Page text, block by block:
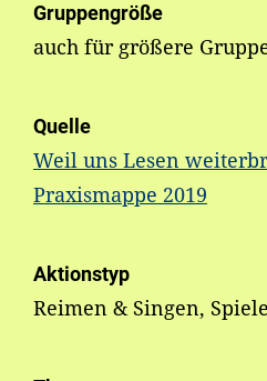
Gruppengröße
auch für größere
Quelle
Weil uns Lesen
Praxismappe 2019
Aktionstyp
Reimen & Singen,